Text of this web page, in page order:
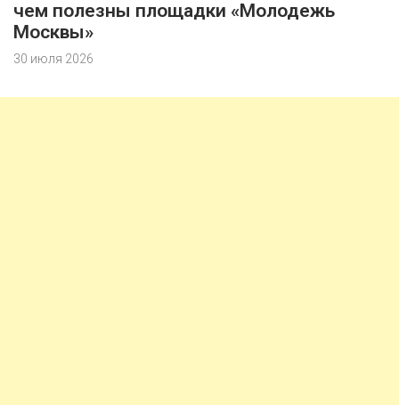
чем полезны площадки «Молодежь
Москвы»
30 июля 2026